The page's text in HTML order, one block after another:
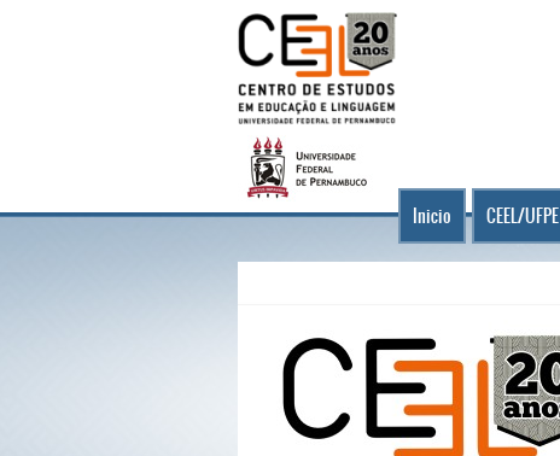
Inicio CEEL/UFPE